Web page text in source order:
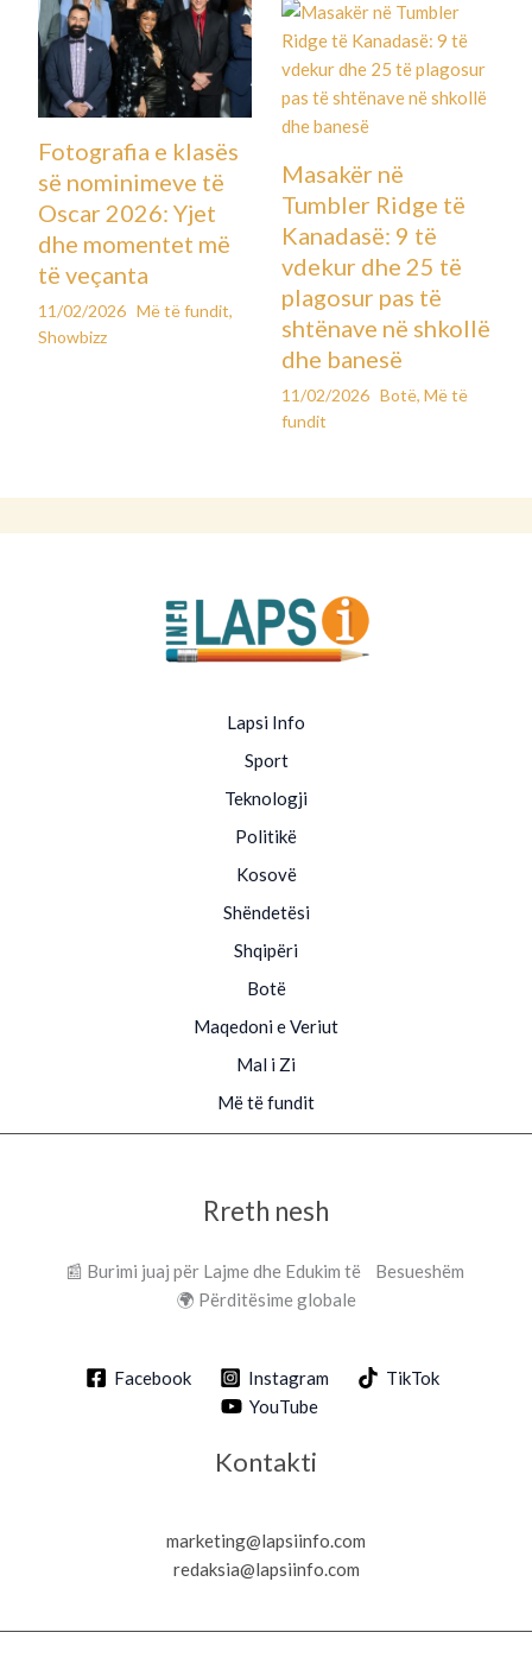
Fotografia e klasës
së nominimeve të
Oscar 2026: Yjet
dhe momentet më
të veçanta
11/02/2026 Më të fundit,
Showbizz
Masakër në
Tumbler Ridge të
Kanadasë: 9 të
vdekur dhe 25 të
plagosur pas të
shtënave në shkollë
dhe banesë
11/02/2026 Botë, Më të
fundit
Lapsi Info
Sport
Teknologji
Politikë
Kosovë
Shëndetësi
Shqipëri
Botë
Maqedoni e Veriut
Mal i Zi
Më të fundit
Rreth nesh
📰 Burimi juaj për Lajme dhe Edukim të Besueshëm
🌍 Përditësime globale
Facebook Instagram
TikTok
YouTube
Kontakti
marketing@lapsiinfo.com
redaksia@lapsiinfo.com